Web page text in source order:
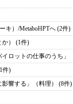
キ）/MetaboHPTへ (2件)
か） (1件)
ロットの仕事のうち」
件)
響する」（料理） (8件)